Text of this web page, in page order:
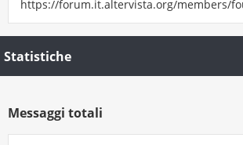
https://forum.it.altervista.org/members/
Statistiche
Messaggi totali